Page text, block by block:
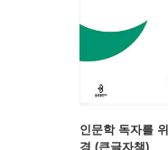
인문학 독자를
경 (큰글자책)